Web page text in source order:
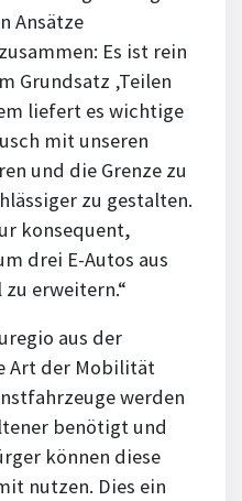
Ansätze
Es ist rein
Grundsatz ‚Teilen
liefert es wichtige
mit unseren
und die Grenze zu
zu gestalten.
konsequent,
drei E-Autos aus
zu erweitern.“
aus der
Art der Mobilität
werden
benötigt und
können diese
nutzen. Dies ein